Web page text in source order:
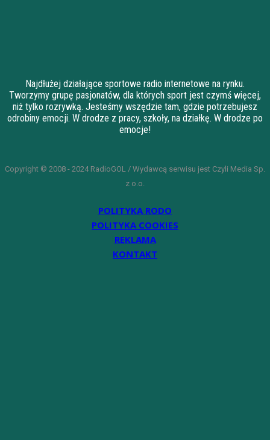
Najdłużej działające sportowe radio internetowe na rynku.
Tworzymy grupę pasjonatów, dla których sport jest czymś więcej,
niż tylko rozrywką. Jesteśmy wszędzie tam, gdzie potrzebujesz
odrobiny emocji. W drodze z pracy, szkoły, na działkę. W drodze po
emocje!
Copyright © 2008 - 2024 RadioGOL / Wydawcą serwisu jest Czyli Media Sp.
z o.o.
POLITYKA RODO
POLITYKA COOKIES
REKLAMA
KONTAKT